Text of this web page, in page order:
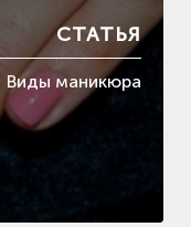
СТАТЬЯ
Виды маникюра